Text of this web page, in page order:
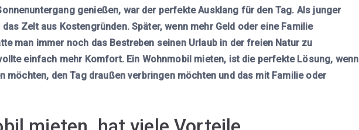
genießen, war der perfekte Ausklang für den Tag. Als junger
Zelt aus Kostengründen. Später, wenn mehr Geld oder eine Familie
man immer noch das Bestreben seinen Urlaub in der freien Natur zu
einfach mehr Komfort. Ein Wohnmobil mieten, ist die perfekte Lösung, wenn
möchten, den Tag draußen verbringen möchten und das mit Familie oder